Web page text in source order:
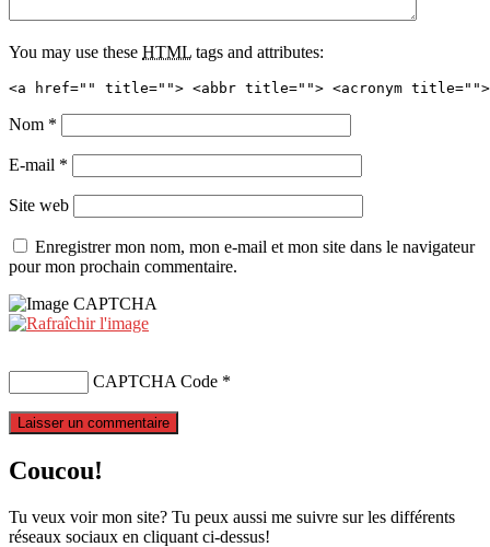
You may use these HTML tags and attributes:
<a href="" title=""> <abbr title=""> <acronym title="">
Nom *
E-mail *
Site web
Enregistrer mon nom, mon e-mail et mon site dans le navigateur
pour mon prochain commentaire.
CAPTCHA Code *
Coucou!
Tu veux voir mon site? Tu peux aussi me suivre sur les différents
réseaux sociaux en cliquant ci-dessus!